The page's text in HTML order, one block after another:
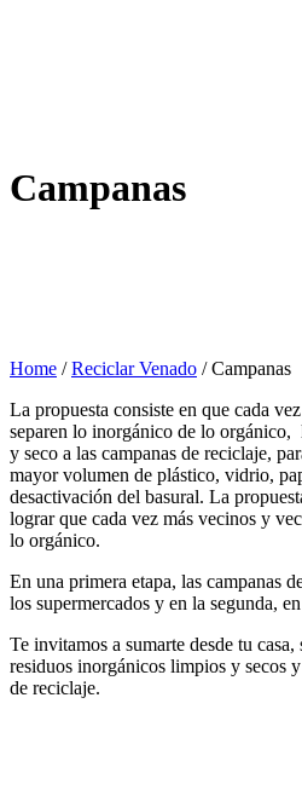
Campanas
Home /Reciclar Venado /Campanas
La propuesta consiste en que cada
separen lo inorgánico de lo
y seco a las campanas de reciclaje,
mayor volumen de plástico, vidrio,
desactivación del basural. La
lograr que cada vez más vecinos y
lo orgánico.
En una primera etapa, las campanas
los supermercados y en la segunda,
Te invitamos a sumarte desde tu
residuos inorgánicos limpios y secos
de reciclaje.